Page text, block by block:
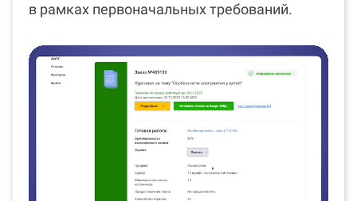
в рамках первоначальных требований.